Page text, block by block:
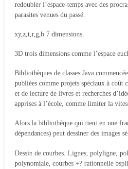
redoubler l’espace-temps avec des
parasites venues du passé.
xy,z,t,r,g,b 7 dimensions.
3D trois dimensions comme l’espace
Bibliothèques de classes Java
publiées comme projets spéciaux à coût
et de lecture de livres et recherches
apprises à l’école, comme limiter la
Alors la bibliothèque qui tient en une
dépendances) peut dessiner des images
Dessin de courbes. Lignes, polyligne,
polynomiale, courbes +? rationnelle